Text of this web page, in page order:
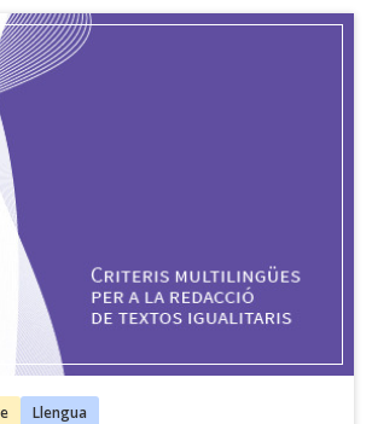
una docència universitària amb
gènere de Comunicació ofereix
de bones pràctiques,
i eines de consulta que
la docència d'aquesta
també està disponible encastellà
Llengua